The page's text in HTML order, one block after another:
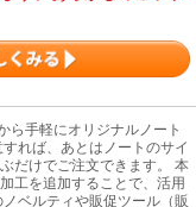
ら手軽にオリジナルノート
れば、あとはノートのサイ
だけでご注文できます。 本
工を追加することで、活用
ベルティや販促ツール（販